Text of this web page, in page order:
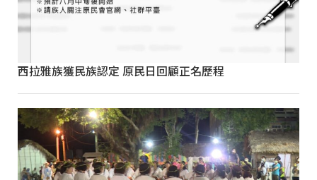
西拉雅族獲民族認定 原民日回顧正名歷程